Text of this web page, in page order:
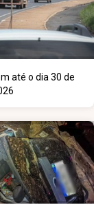
até o dia 30 de